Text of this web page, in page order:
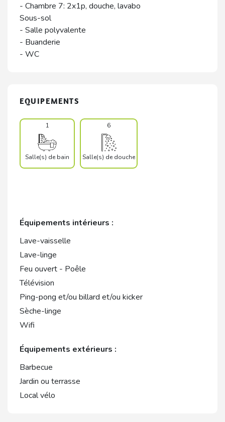
- Chambre 7: 2x1p, douche, lavabo
Sous-sol
- Salle polyvalente
- Buanderie
- WC
EQUIPEMENTS
1
Salle(s) de bain
6
Salle(s) de douche
Équipements intérieurs :
Lave-vaisselle
Lave-linge
Feu ouvert - Poêle
Télévision
Ping-pong et/ou billard et/ou kicker
Sèche-linge
Wifi
Équipements extérieurs :
Barbecue
Jardin ou terrasse
Local vélo